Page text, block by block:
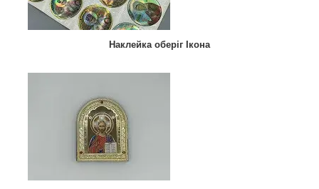
Наклейка оберіг Ікона